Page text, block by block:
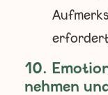
erfordert
10.
nehmen